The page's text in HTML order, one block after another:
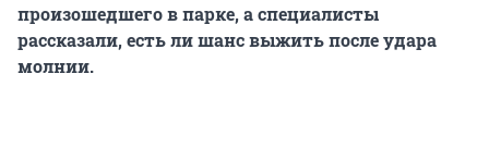
произошедшего в парке, а специалисты
рассказали, есть ли шанс выжить после удара
молнии.